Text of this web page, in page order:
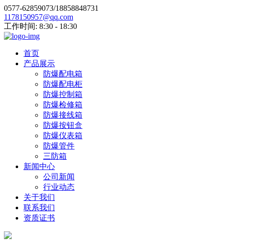
0577-62859073/18858848731
1178150957@qq.com
工作时间: 8:30 - 18:30
首页
产品展示
防爆配电箱
防爆配电柜
防爆控制箱
防爆检修箱
防爆接线箱
防爆按钮盒
防爆仪表箱
防爆管件
三防箱
新闻中心
公司新闻
行业动态
关于我们
联系我们
资质证书